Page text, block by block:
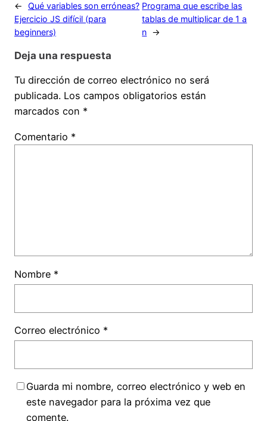
←
Qué variables son erróneas?
Ejercicio JS difícil (para
beginners)
Programa que escribe las
tablas de multiplicar de 1 a
n →
Deja una respuesta
Tu dirección de correo electrónico no será
publicada. Los campos obligatorios están
marcados con *
Comentario *
Nombre *
Correo electrónico *
Guarda mi nombre, correo electrónico y web en
este navegador para la próxima vez que
comente.